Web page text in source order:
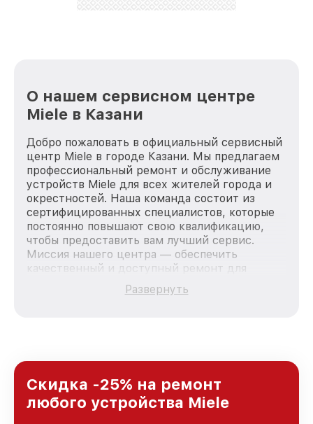
О нашем сервисном центре
Miele в Казани
Добро пожаловать в официальный сервисный
центр Miele в городе Казани. Мы предлагаем
профессиональный ремонт и обслуживание
устройств Miele для всех жителей города и
окрестностей. Наша команда состоит из
сертифицированных специалистов, которые
постоянно повышают свою квалификацию,
чтобы предоставить вам лучший сервис.
Миссия нашего центра — обеспечить
качественный и доступный ремонт для
каждого пользователя продукции Miele, вне
зависимости от сложности поломки. Мы
и лояльности наших клиентов.
Развернуть
Скидка -25% на ремонт
любого устройства Miele